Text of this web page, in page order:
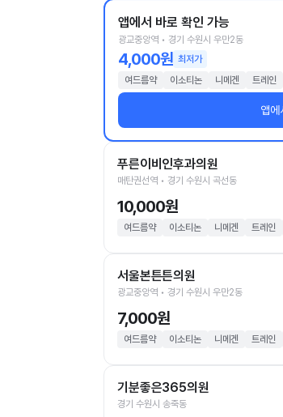
앱에서 바로 확인 가능
광교중앙역 • 경기 수원시 우만2동
4,000원 최저가
여드름약
이소티논 니메겐 트레인
앱에
푸른이비인후과의원
매탄권선역 • 경기 수원시 곡선동
10,000원
여드름약 이소티논 니메겐 트레인
서울본튼튼의원
광교중앙역 • 경기 수원시 우만2동
7,000원
여드름약 이소티논 니메겐 트레인
기분좋은365의원
경기 수원시 송죽동